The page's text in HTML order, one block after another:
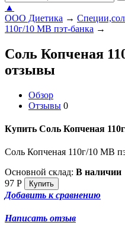
▲
ООО Диетика →
110г/10 МВ пэт-банка →
Соль Копченая
отзывы
Обзор
Отзывы 0
Купить Соль Копченая
Соль Копченая 110г/10 МВ
Основной склад: В наличии
97 Р
Добавить к сравнению
Написать отзыв